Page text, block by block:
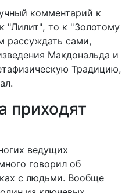
комментарий к
"Лилит", то к "Золотому
рассуждать сами,
Макдональда и
Традицию,
приходят
ведущих
говорил об
с людьми. Вообще